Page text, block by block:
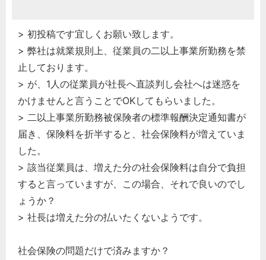
> 初投稿です宜しくお願い致します。
> 弊社は就業規則上、従業員の二以上事業所勤務を禁
止しております。
> が、1人の従業員が社長へ直談判し会社へは迷惑を
かけませんと言うことでOKしてもらいました。
> 二以上事業所勤務被保険者の標準報酬決定通知書が
届き、保険料を折半すると、社会保険料が増えていま
した。
> 該当従業員は、増えた分の社会保険料は自分で負担
すると言っていますが、この場合、それで良いのでし
ょうか？
> 社長は増えた分の払いたくないようです。
社会保険の問題だけで済みますか？